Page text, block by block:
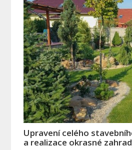
Upravení celého
a realizace okrasné